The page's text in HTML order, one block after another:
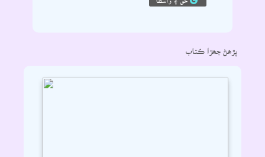
پڙهڻ جھڙا ڪتاب